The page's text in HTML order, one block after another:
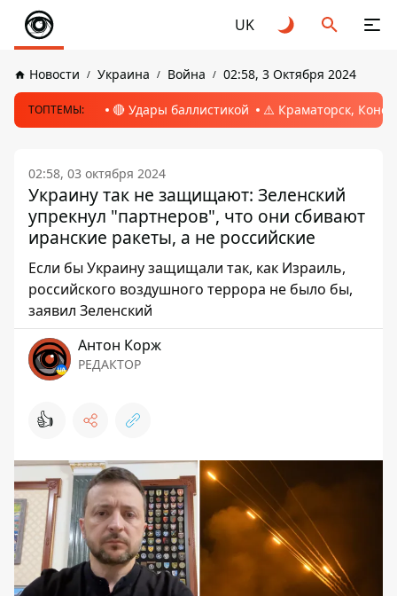
UK
Новости Украина Война 02:58, 3 Октября 2024
ТОПТЕМЫ: 🔴 Удары баллистикой ⚠️ Краматорск,
02:58, 03 октября 2024
Украину так не защищают: Зеленский
упрекнул "партнеров", что они сбивают
иранские ракеты, а не российские
Если бы Украину защищали так, как Израиль,
российского воздушного террора не было бы,
заявил Зеленский
Антон Корж
РЕДАКТОР
👍